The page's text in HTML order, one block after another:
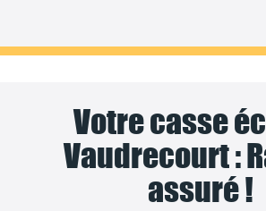
Votre casse
Vaudrecourt :
assuré !